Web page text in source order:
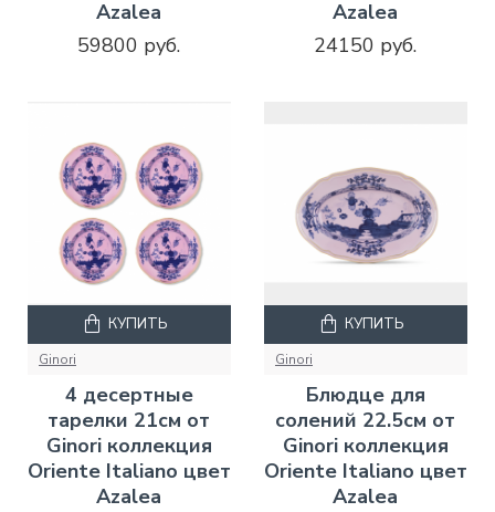
Azalea
59800 руб.
Azalea
24150 руб.
Ginori
4 десертные
тарелки 21см от
Ginori коллекция
Oriente Italiano цвет
Azalea
КУПИТЬ
Ginori
Блюдце для
солений 22.5см от
Ginori коллекция
Oriente Italiano цвет
Azalea
КУПИТЬ